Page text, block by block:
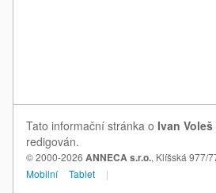
Tato informační stránka o Ivan Voleš
redigován.
© 2000-2026 ANNECA s.r.o., Klíšská 977/
Mobilní
Tablet |